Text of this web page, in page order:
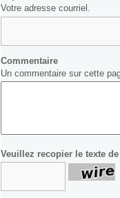
Votre adresse courriel.
Commentaire
Un commentaire sur cette
Veuillez recopier le texte